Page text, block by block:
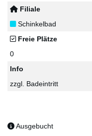
Filiale
Schinkelbad
Freie Plätze
0
Info
zzgl. Badeintritt
Ausgebucht